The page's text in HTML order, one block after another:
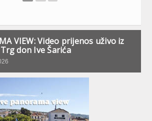
VIEW: Video prijenos uživo iz
don Ive Šarića